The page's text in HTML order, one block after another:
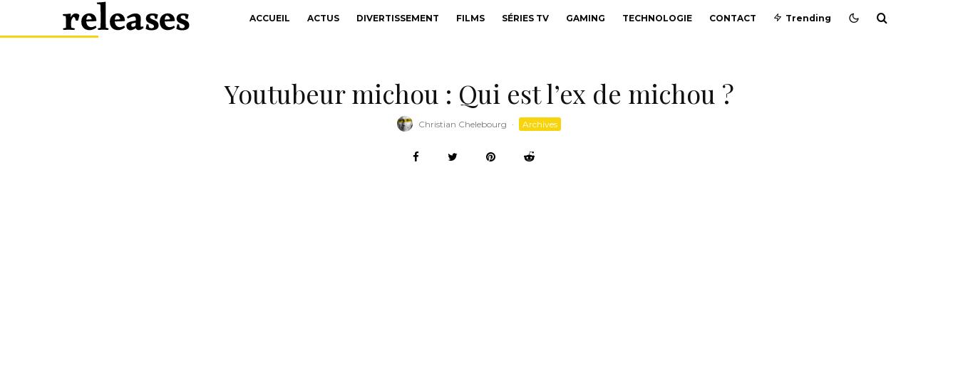
ACCUEIL ACTUS DIVERTISSEMENT FILMS SÉRIES TV GAMING TECHNOLOGIE CONTACT Trending
Youtubeur michou : Qui est l’ex de michou ?
Christian Chelebourg · Archives